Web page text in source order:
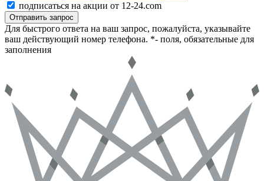
подписаться на акции от 12-24.com
Отправить запрос
Для быстрого ответа на ваш запрос, пожалуйста, указывайте
ваш действующий номер телефона. *- поля, обязательные для
заполнения